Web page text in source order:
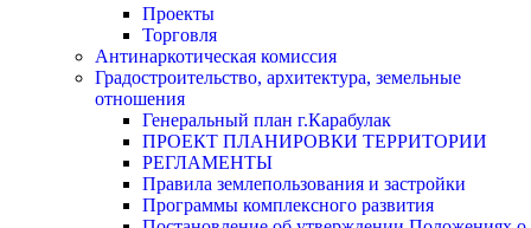
Проекты
Торговля
Антинаркотическая комиссия
Градостроительство, архитектура, земельные
отношения
Генеральный план г.Карабулак
ПРОЕКТ ПЛАНИРОВКИ ТЕРРИТОРИИ
РЕГЛАМЕНТЫ
Правила землепользования и застройки
Программы комплексного развития